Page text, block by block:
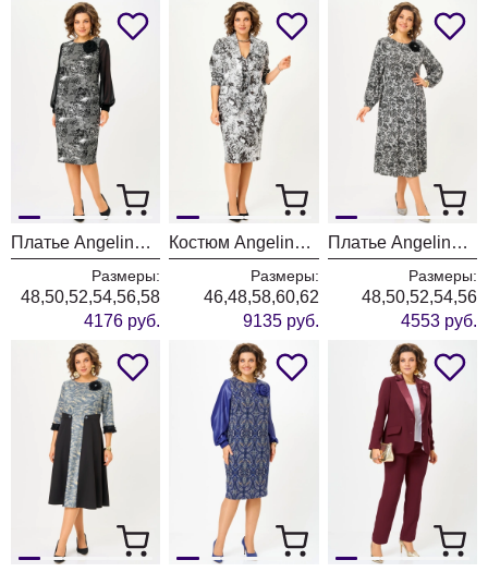
Платье Angelina & Company 1296
Размеры:
48,50,52,54,56,58
4176 руб.
Костюм Angelina & Company 1295
Размеры:
46,48,58,60,62
9135 руб.
Платье Angelina & Company 1294
Размеры:
48,50,52,54,56
4553 руб.